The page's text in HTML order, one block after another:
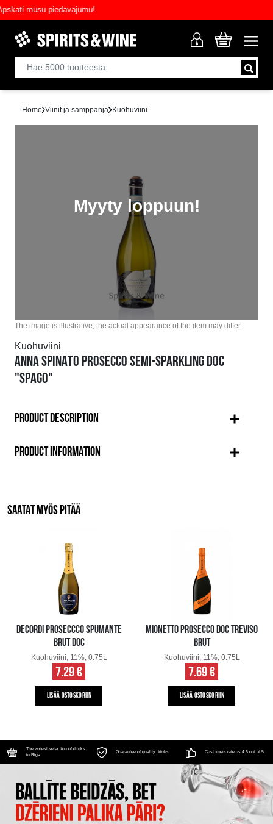
mūsu piedāvājumu!
Home Viinit ja samppanja Kuohuviini
Myyty loppuun!
The image is illustrative, the actual appearance of the item may differ
Kuohuviini
ANNA SPINATO PROSECCO SEMI-SPARKLING DOC
"SPAGO"
PRODUCT DESCRIPTION
PRODUCT INFORMATION
SAATAT MYÖS PITÄÄ
DECORDI PROSECCCO SPUMANTE
BRUT DOC
Kuohuviini, 11%, 0.75L
7.29 €
LISÄÄ OSTOSKORIIN
MIONETTO PROSECCO DOC TREVISO
BRUT
Kuohuviini, 11%, 0.75L
7.69 €
LISÄÄ OSTOSKORIIN
The widest selection of drinks
in Riga
Guarantee of quality drinks Customers rate us 4.6 out of 5